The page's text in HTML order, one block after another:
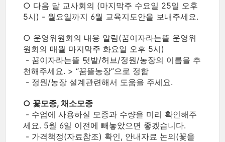
○ 다음 달 교사회의 (마지막주 수요일 25일 오후
5시) - 월요일까지 6월 교육지도안을 보내주세요.
○ 운영위원회의 내용 알림(꿈이자라는뜰 운영위
원회의 매월 마지막주 화요일 오후 5시)
- 꿈이자라는뜰 텃밭/허브/정원/농장의 이름을 추
천해주세요. > “꿈뜰농장”으로 정함
- 정원/농장 설계관련해서 도움을 주세요.
○ 꽃모종, 채소모종
- 수업에 사용하실 모종과 수량을 미리 확인해주
세요. 5월 6일 이전에 빼놓았으면 좋겠습니다.
- 가격책정(자료참조) 확인, 안내자료 논의(꽃을